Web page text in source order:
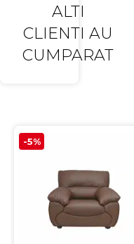
ALTI
CLIENTI AU
CUMPARAT
-5%